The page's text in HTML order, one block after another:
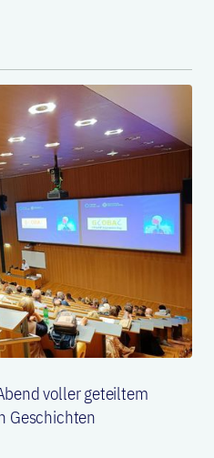
voller geteiltem
Geschichten